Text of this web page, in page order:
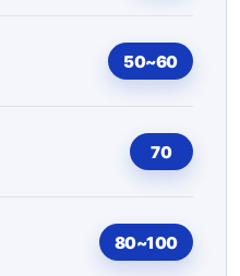
50~60
70
80~100